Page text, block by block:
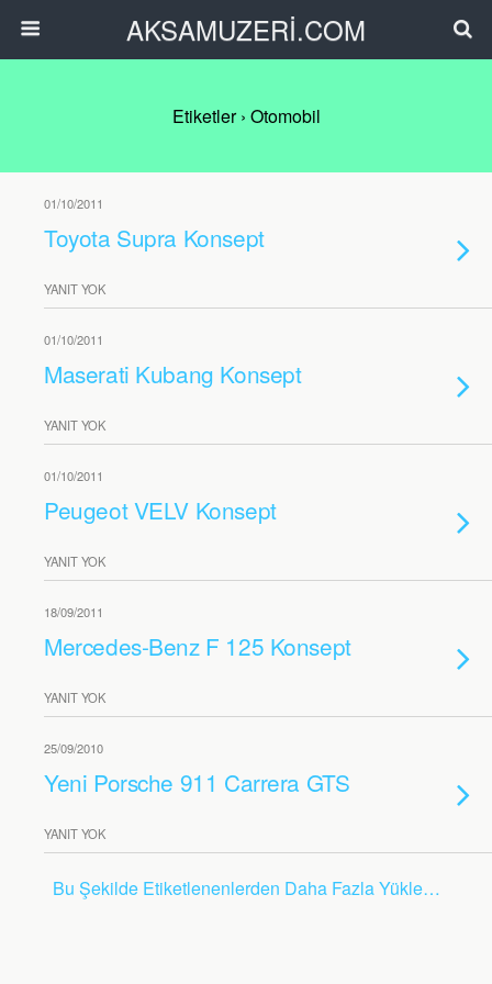
AKSAMUZERİ.COM
Etiketler › Otomobil
01/10/2011
Toyota Supra Konsept
YANIT YOK
01/10/2011
Maserati Kubang Konsept
YANIT YOK
01/10/2011
Peugeot VELV Konsept
YANIT YOK
18/09/2011
Mercedes-Benz F 125 Konsept
YANIT YOK
25/09/2010
Yeni Porsche 911 Carrera GTS
YANIT YOK
Bu Şekilde Etiketlenenlerden Daha Fazla Yükle…